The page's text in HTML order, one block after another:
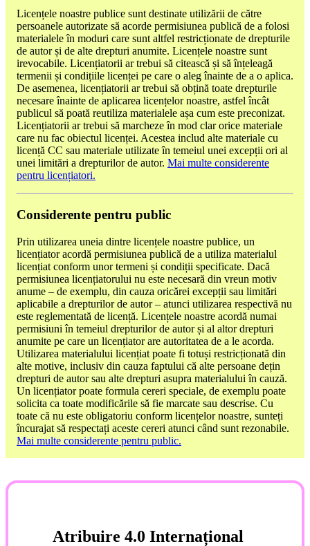
Licențele noastre publice sunt destinate utilizării de către
persoanele autorizate să acorde permisiunea publică de a folosi
materialele în moduri care sunt altfel restricționate de drepturile
de autor și de alte drepturi anumite. Licențele noastre sunt
irevocabile. Licențiatorii ar trebui să citească și să înțeleagă
termenii și condițiile licenței pe care o aleg înainte de a o aplica.
De asemenea, licențiatorii ar trebui să obțină toate drepturile
necesare înainte de aplicarea licențelor noastre, astfel încât
publicul să poată reutiliza materialele așa cum este preconizat.
Licențiatorii ar trebui să marcheze în mod clar orice materiale
care nu fac obiectul licenței. Acestea includ alte materiale cu
licență CC sau materiale utilizate în temeiul unei excepții ori al
unei limitări a drepturilor de autor. Mai multe considerente
pentru licențiatori.
Considerente pentru public
Prin utilizarea uneia dintre licențele noastre publice, un
licențiator acordă permisiunea publică de a utiliza materialul
licențiat conform unor termeni și condiții specificate. Dacă
permisiunea licențiatorului nu este necesară din vreun motiv
anume – de exemplu, din cauza oricărei excepții sau limitări
aplicabile a drepturilor de autor – atunci utilizarea respectivă nu
este reglementată de licență. Licențele noastre acordă numai
permisiuni în temeiul drepturilor de autor și al altor drepturi
anumite pe care un licențiator are autoritatea de a le acorda.
Utilizarea materialului licențiat poate fi totuși restricționată din
alte motive, inclusiv din cauza faptului că alte persoane dețin
drepturi de autor sau alte drepturi asupra materialului în cauză.
Un licențiator poate formula cereri speciale, de exemplu poate
solicita ca toate modificările să fie marcate sau descrise. Cu
toate că nu este obligatoriu conform licențelor noastre, sunteți
încurajat să respectați aceste cereri atunci când sunt rezonabile.
Mai multe considerente pentru public.
Atribuire 4.0 Internațional